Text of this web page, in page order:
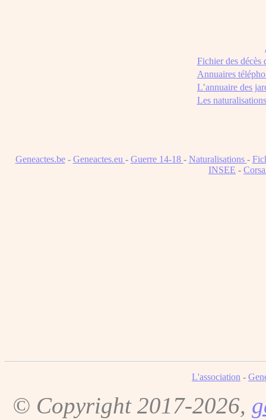
Fichier des décès
Annuaires
L’annuaire des
Les
Geneactes.be- Geneactes.eu - Guerre 14-18 - Naturalisations -
INSEE -
L'association -
© Copyright 2017-2026,